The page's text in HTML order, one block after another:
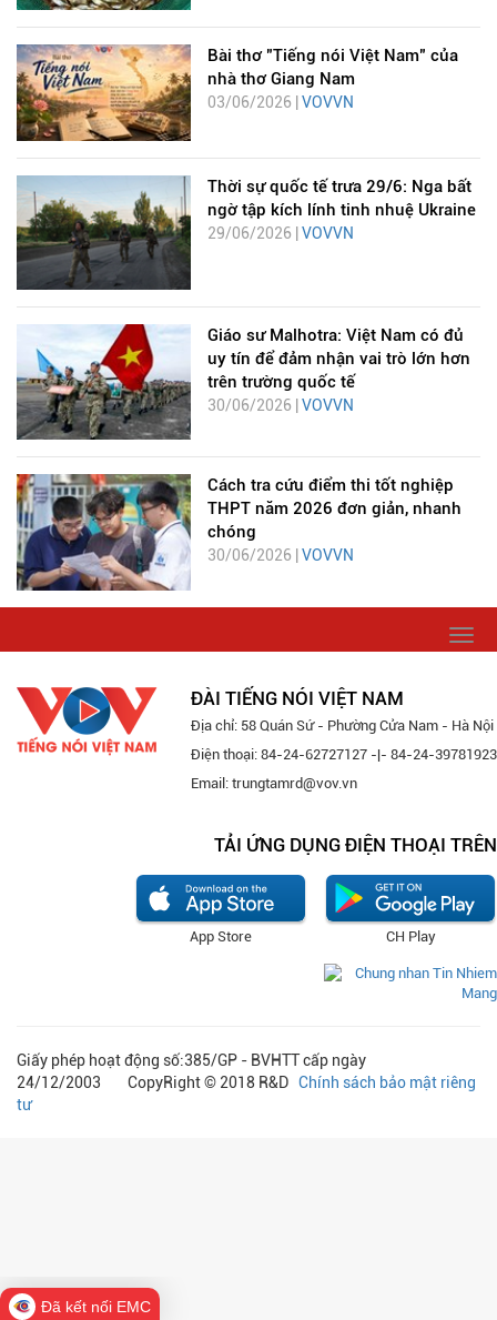
Bài thơ "Tiếng nói Việt Nam" của
nhà thơ Giang Nam
03/06/2026 | VOVVN
Thời sự quốc tế trưa 29/6: Nga bất
ngờ tập kích lính tinh nhuệ Ukraine
29/06/2026 | VOVVN
Giáo sư Malhotra: Việt Nam có đủ
uy tín để đảm nhận vai trò lớn hơn
trên trường quốc tế
30/06/2026 | VOVVN
Cách tra cứu điểm thi tốt nghiệp
THPT năm 2026 đơn giản, nhanh
chóng
30/06/2026 | VOVVN
ĐÀI TIẾNG NÓI VIỆT NAM
Địa chỉ: 58 Quán Sứ - Phường Cửa Nam - Hà Nội
Điện thoại: 84-24-62727127 -|- 84-24-39781923
Email: trungtamrd@vov.vn
TẢI ỨNG DỤNG ĐIỆN THOẠI TRÊN
CH Play
App Store
Giấy phép hoạt động số:385/GP - BVHTT cấp ngày
24/12/2003 CopyRight © 2018 R&D Chính sách bảo mật riêng
tư
Đã kết nối EMC